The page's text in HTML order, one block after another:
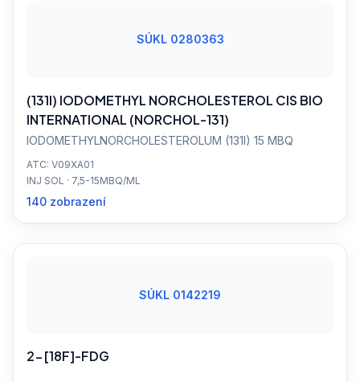
SÚKL 0280363
(131I) IODOMETHYL NORCHOLESTEROL CIS BIO
INTERNATIONAL (NORCHOL-131)
IODOMETHYLNORCHOLESTEROLUM (131I) 15 MBQ
ATC: V09XA01
INJ SOL · 7,5-15MBQ/ML
140 zobrazení
SÚKL 0142219
2-[18F]-FDG